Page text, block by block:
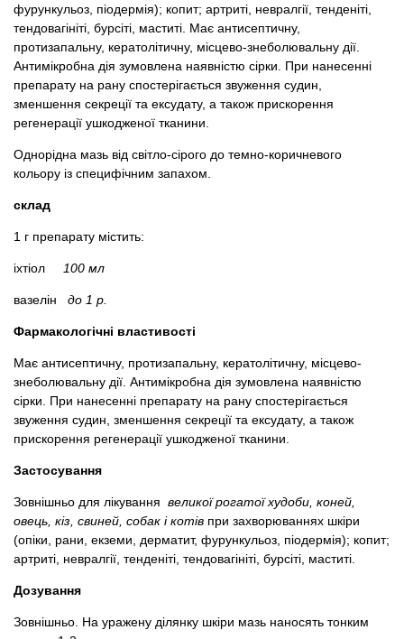
фурункульоз, піодермія); копит; артриті, невралгії, тенденіті,
тендовагініті, бурсіті, маститі. Має антисептичну,
протизапальну, кератолітичну, місцево-знеболювальну дії.
Антимікробна дія зумовлена ​​наявністю сірки. При нанесенні
препарату на рану спостерігається звуження судин,
зменшення секреції та ексудату, а також прискорення
регенерації ушкодженої тканини.
Однорідна мазь від світло-сірого до темно-коричневого
кольору із специфічним запахом.
склад
1 г препарату містить:
іхтіол 100 мл
вазелін до 1 р.
Фармакологічні властивості
Має антисептичну, протизапальну, кератолітичну, місцево-
знеболювальну дії. Антимікробна дія зумовлена ​​наявністю
сірки. При нанесенні препарату на рану спостерігається
звуження судин, зменшення секреції та ексудату, а також
прискорення регенерації ушкодженої тканини.
Застосування
Зовнішньо для лікування великої рогатої худоби, коней,
овець, кіз, свиней, собак і котів при захворюваннях шкіри
(опіки, рани, екземи, дерматит, фурункульоз, піодермія); копит;
артриті, невралгії, тенденіті, тендовагініті, бурсіті, маститі.
Дозування
Зовнішньо. На уражену ділянку шкіри мазь наносять тонким
Хозряд - господарчі товари оптом
Популярні зоотовари
Архів / Знято з виробництва